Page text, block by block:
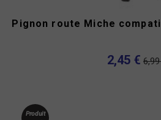
Pignon route Miche
2,45 €
Produit